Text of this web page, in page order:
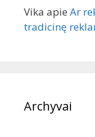
Vika apie Ar
tradicinę
Archyvai